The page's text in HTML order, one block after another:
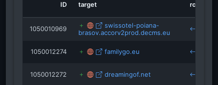
partiepoianabrasov.ro
ID target role
1050010969
swissotel-poiana-
brasov.accorv2prod.decms.eu
1050012274 familygo.eu
1050012272 dreamingof.net